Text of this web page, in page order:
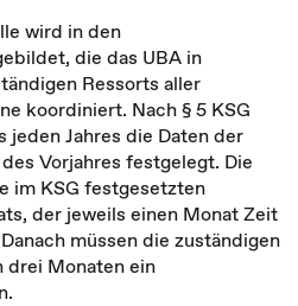
wird in den
die das UBA in
Ressorts aller
koordiniert. Nach § 5 KSG
jeden Jahres die Daten der
Vorjahres festgelegt. Die
im KSG festgesetzten
der jeweils einen Monat Zeit
müssen die zuständigen
drei Monaten ein